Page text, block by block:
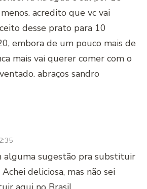
acredito que vc vai
desse prato para 10
embora de um pouco mais de
mais vai querer comer com o
abraços sandro
sugestão pra substituir
deliciosa, mas não sei